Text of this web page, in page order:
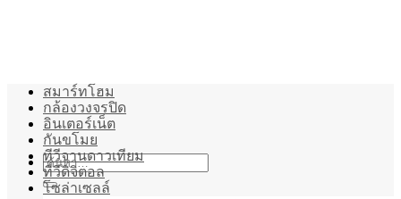
ค้นหา:
สมาร์ทโฮม
กล้องวงจรปิด
อินเตอร์เน็ต
กันขโมย
ทีวีจานดาวเทียม
ทีวีดิจิตอล
โซล่าเซลล์